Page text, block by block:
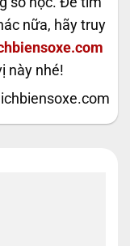
nữa, hãy truy
này nhé!